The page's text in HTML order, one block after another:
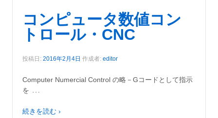
コンピュータ数値コン
トロール・CNC
投稿日: 2016年2月4日 作成者: editor
Computer Numercial Control の略－Gコードとして指示
を …
続きを読む ›